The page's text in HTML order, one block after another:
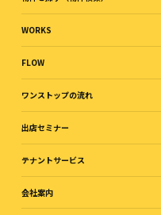
WORKS
FLOW
ワンストップの流れ
出店セミナー
テナントサービス
会社案内